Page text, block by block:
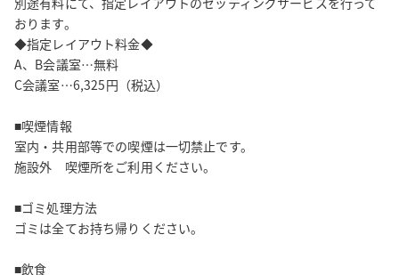
ゴミは全てお持ち帰りください。
※展示会利用の場合は20％増の料金となります。 また延長された
場合は1時間毎に延長料金が発生致します。 パーティー利用の場合
■飲食の手配
事前にご予約をお願いします。各種お弁当、ペットボトル飲料、
パーティー(ビュッフェ形式)も可能ですので、お気軽にご相談くだ
さい。
おります。
◆指定レイアウト料金◆
A、B会議室…無料
C会議室…6,325円（税込）
■喫煙情報
室内・共用部等での喫煙は一切禁止です。
施設外　喫煙所をご利用ください。
■ゴミ処理方法
ゴミは全てお持ち帰りください。
■飲食